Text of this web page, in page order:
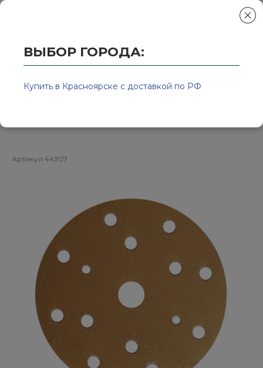
Колор-Авто - магазин лакокрасочной продукции и
Круг шлифовальный золотистый
Артикул 44307
ВЫБОР ГОРОДА:
Купить в Красноярске с доставкой по РФ